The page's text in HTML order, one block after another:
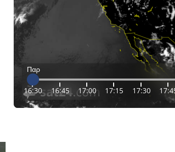
Παρ
16:30 16:45 17:00 17:15 17:30